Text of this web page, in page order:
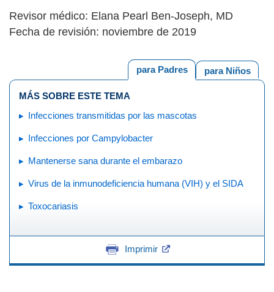
Revisor médico: Elana Pearl Ben-Joseph, MD
Fecha de revisión: noviembre de 2019
para Niños
para Padres
MÁS SOBRE ESTE TEMA
Infecciones transmitidas por las mascotas
Infecciones por Campylobacter
Mantenerse sana durante el embarazo
Virus de la inmunodeficiencia humana (VIH) y el SIDA
Toxocariasis
Imprimir